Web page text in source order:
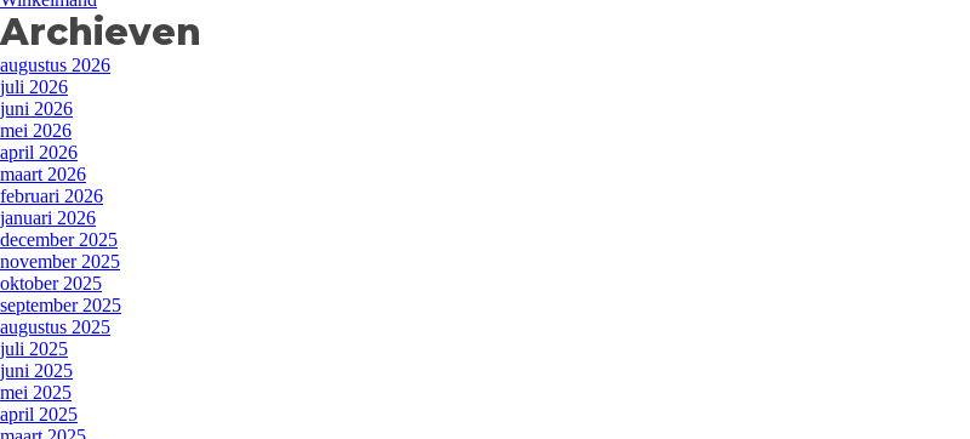
Archieven
augustus 2026
juli 2026
juni 2026
mei 2026
april 2026
maart 2026
februari 2026
januari 2026
december 2025
november 2025
oktober 2025
september 2025
augustus 2025
juli 2025
juni 2025
mei 2025
april 2025